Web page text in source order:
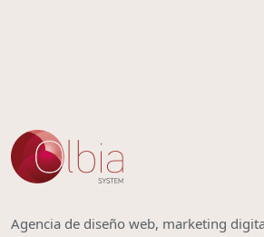
Agencia de diseño web, marketing